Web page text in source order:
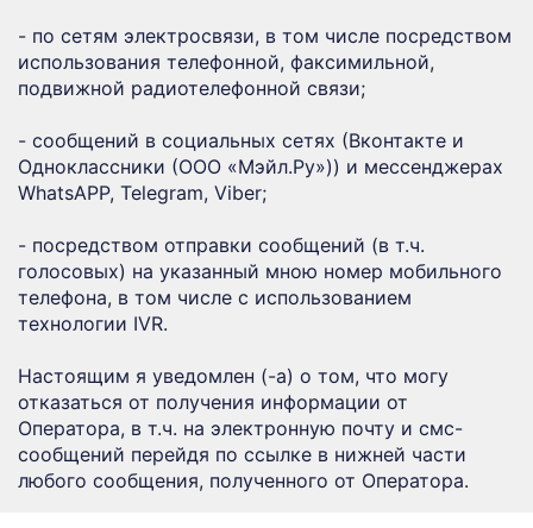
- по сетям электросвязи, в том числе посредством
использования телефонной, факсимильной,
подвижной радиотелефонной связи;
- сообщений в социальных сетях (Вконтакте и
Одноклассники (ООО «Мэйл.Ру»)) и мессенджерах
WhatsAPP, Telegram, Viber;
- посредством отправки сообщений (в т.ч.
голосовых) на указанный мною номер мобильного
телефона, в том числе с использованием
технологии IVR.
Настоящим я уведомлен (-а) о том, что могу
отказаться от получения информации от
Оператора, в т.ч. на электронную почту и смс-
сообщений перейдя по ссылке в нижней части
любого сообщения, полученного от Оператора.